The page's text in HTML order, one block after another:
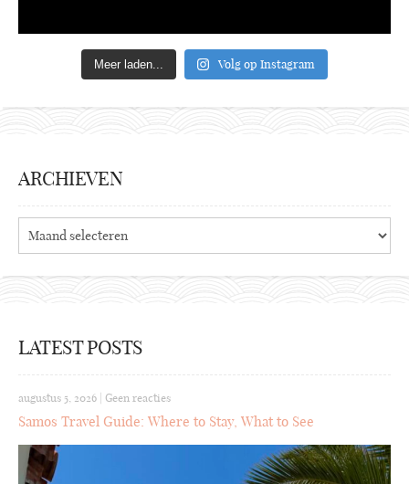
Meer laden... Volg op Instagram
ARCHIEVEN
Archieven
LATEST POSTS
augustus 5, 2026 | Geen reacties
Samos Travel Guide: Where to Stay, What to See